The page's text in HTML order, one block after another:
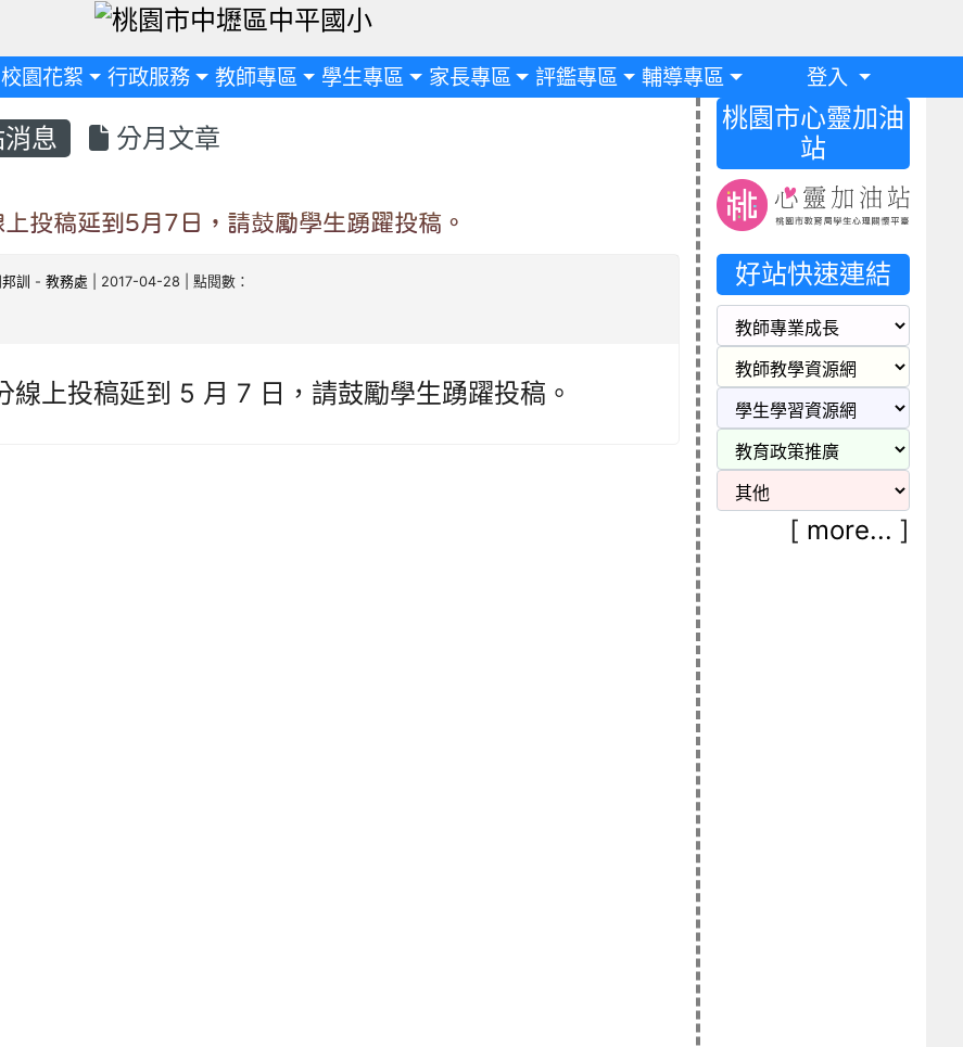
校園花絮 行政服務 教師專區 學生專區 家長專區 評鑑專區 輔導專區 登入
息 分月文章
上投稿延到5月7日，請鼓勵學生踴躍投稿。
訓 -教務處 | 2017-04-28 | 點閱數：
線上投稿延到 5 月 7 日，請鼓勵學生踴躍投稿。
桃園市心靈加油
站
好站快速連結
[ more... ]